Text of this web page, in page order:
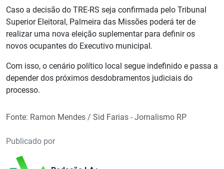
Caso a decisão do TRE-RS seja confirmada pelo Tribunal
Superior Eleitoral, Palmeira das Missões poderá ter de
realizar uma nova eleição suplementar para definir os
novos ocupantes do Executivo municipal.
Com isso, o cenário político local segue indefinido e passa a
depender dos próximos desdobramentos judiciais do
processo.
Fonte: Ramon Mendes / Sid Farias - Jornalismo RP
Publicado por